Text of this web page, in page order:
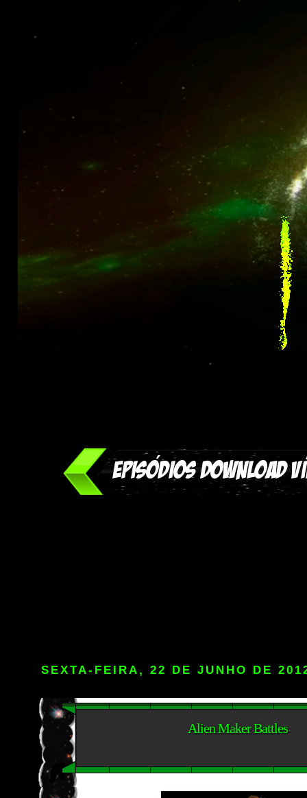
SEXTA-FEIRA, 22 DE JUNHO DE
Alien Maker Battles